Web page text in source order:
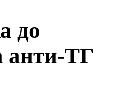
до
анти-ТГ